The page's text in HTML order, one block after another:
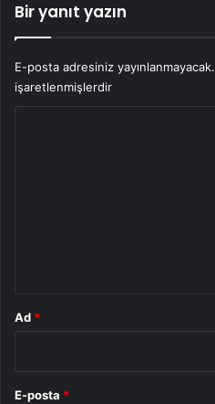
Bir yanıt yazın
E-posta adresiniz yayınlanmayacak.
işaretlenmişlerdir
Ad *
E-posta *